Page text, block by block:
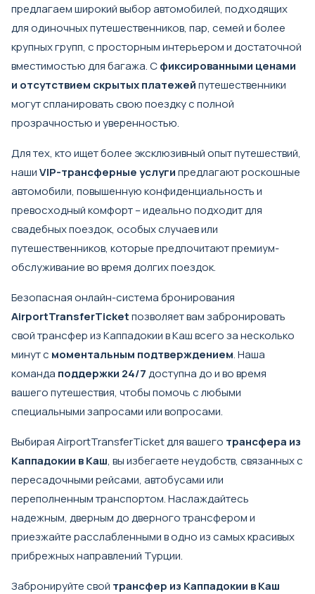
предлагаем широкий выбор автомобилей, подходящих
для одиночных путешественников, пар, семей и более
крупных групп, с просторным интерьером и достаточной
вместимостью для багажа. Сфиксированными ценами
и отсутствием скрытых платежейпутешественники
могут спланировать свою поездку с полной
прозрачностью и уверенностью.
Для тех, кто ищет более эксклюзивный опыт путешествий,
нашиVIP-трансферные услугипредлагают роскошные
автомобили, повышенную конфиденциальность и
превосходный комфорт – идеально подходит для
свадебных поездок, особых случаев или
путешественников, которые предпочитают премиум-
обслуживание во время долгих поездок.
Безопасная онлайн-система бронирования
AirportTransferTicketпозволяет вам забронировать
свой трансфер из Каппадокии в Каш всего за несколько
минут с моментальным подтверждением. Наша
команда поддержки 24/7доступна до и во время
вашего путешествия, чтобы помочь с любыми
специальными запросами или вопросами.
Выбирая AirportTransferTicket для вашего трансфера из
Каппадокии в Каш, вы избегаете неудобств, связанных с
пересадочными рейсами, автобусами или
переполненным транспортом. Наслаждайтесь
надежным, дверным до дверного трансфером и
приезжайте расслабленными в одно из самых красивых
прибрежных направлений Турции.
Забронируйте свой трансфер из Каппадокии в Каш